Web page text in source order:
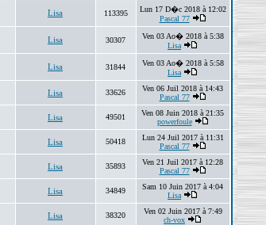
Lisa 113395
Lun 17 D�c 2018 à 12:02
Pascal 77
Lisa 30307
Ven 03 Ao� 2018 à 5:38
Lisa
Lisa 31844
Ven 03 Ao� 2018 à 5:58
Lisa
Lisa 33626
Ven 06 Juil 2018 à 14:43
Pascal 77
Lisa 49501
Ven 08 Juin 2018 à 21:35
powerfoule
Lisa 50418
Lun 24 Juil 2017 à 11:31
Pascal 77
Lisa 35893
Ven 21 Juil 2017 à 12:28
Pascal 77
Lisa 34849
Sam 10 Juin 2017 à 4:04
Lisa
Lisa 38320
Ven 02 Juin 2017 à 7:49
ch-vox